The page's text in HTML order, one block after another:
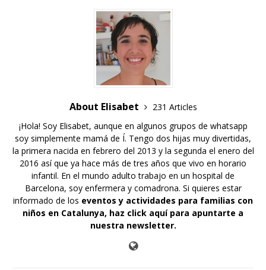
About Elisabet
231 Articles
¡Hola! Soy Elisabet, aunque en algunos grupos de whatsapp
soy simplemente mamá de Í. Tengo dos hijas muy divertidas,
la primera nacida en febrero del 2013 y la segunda el enero del
2016 así que ya hace más de tres años que vivo en horario
infantil. En el mundo adulto trabajo en un hospital de
Barcelona, soy enfermera y comadrona. Si quieres estar
informado de los eventos y actividades para familias con
niños en Catalunya, haz click aquí para apuntarte a
nuestra newsletter.